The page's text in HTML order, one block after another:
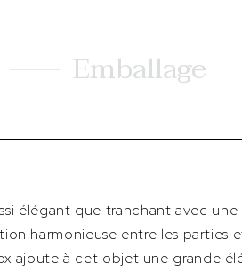
Emballage
élégant que tranchant avec une
harmonieuse entre les parties
ajoute à cet objet une grande